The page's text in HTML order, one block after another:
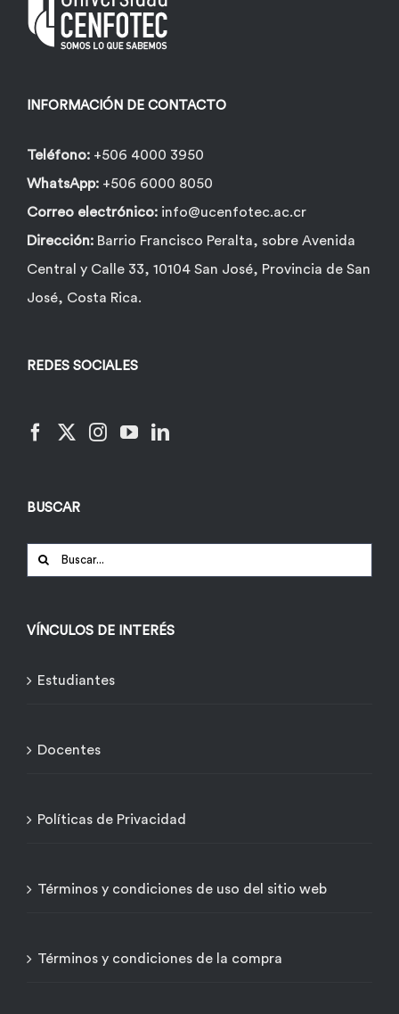
pueden
elegir
la
de
producto
INFORMACIÓN DE CONTACTO
Teléfono: +506 4000 3950
WhatsApp: +506 6000 8050
Correo electrónico: info@ucenfotec.ac.cr
Dirección: Barrio Francisco Peralta, sobre Avenida
Central y Calle 33, 10104 San José, Provincia de San
José, Costa Rica.
REDES SOCIALES
BUSCAR
Buscar:
VÍNCULOS DE INTERÉS
Estudiantes
Docentes
Políticas de Privacidad
Términos y condiciones de uso del sitio web
Términos y condiciones de la compra